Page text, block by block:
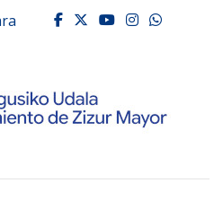
de
facebook
twitter
youtube